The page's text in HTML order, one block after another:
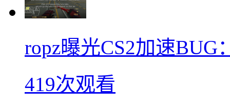
ropz曝光CS2加速
419次观看